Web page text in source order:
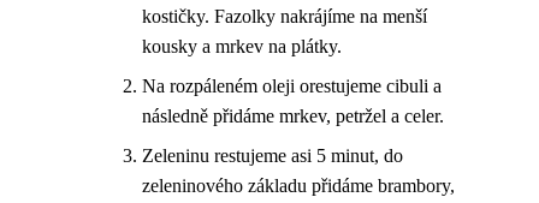
kostičky. Fazolky nakrájíme na menší
kousky a mrkev na plátky.
Na rozpáleném oleji orestujeme cibuli a
následně přidáme mrkev, petržel a celer.
Zeleninu restujeme asi 5 minut, do
zeleninového základu přidáme brambory,